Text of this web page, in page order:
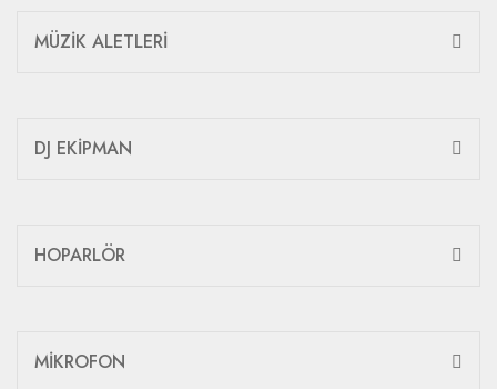
MÜZİK ALETLERİ
DJ EKİPMAN
HOPARLÖR
MİKROFON